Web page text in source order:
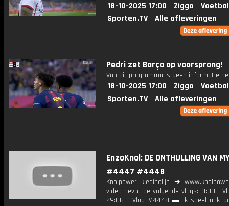
18-10-2025 17:00 Ziggo
Sporten.TV
Alle afleveringen
Pedri zet Barça op voorsprong!
Van dit programma is geen informatie
18-10-2025 17:00 Ziggo
Sporten.TV
Alle afleveringen
EnzoKnol: DE ONTHULLING VAN
#4447 #4448
Knolpower kledinglijn ➜
video bevat de volgende vlogs: 0:00 -
29:06 - Vlog #4448 ▬ Ik speel ook